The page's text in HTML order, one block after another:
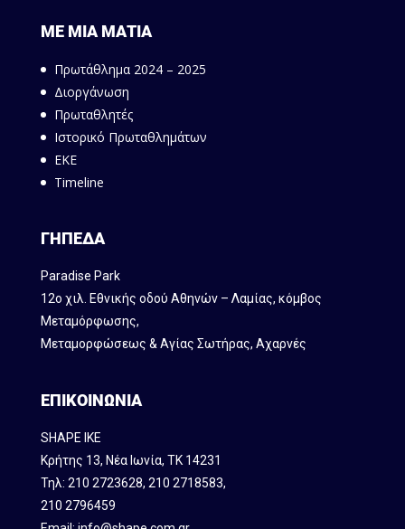
ΜΕ ΜΙΑ ΜΑΤΙΑ
Πρωτάθλημα 2024 – 2025
Διοργάνωση
Πρωταθλητές
Ιστορικό Πρωταθλημάτων
ΕΚΕ
Timeline
ΓΗΠΕΔΑ
Paradise Park
12ο χιλ. Εθνικής οδού Αθηνών – Λαμίας, κόμβος
Mεταμόρφωσης,
Μεταμορφώσεως & Αγίας Σωτήρας, Αχαρνές
ΕΠΙΚΟΙΝΩΝΙΑ
SHAPE IKE
Κρήτης 13, Νέα Ιωνία, ΤΚ 14231
Τηλ: 210 2723628, 210 2718583,
210 2796459